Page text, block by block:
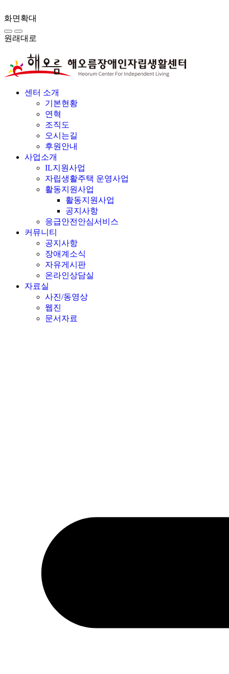
화면확대
원래대로
센터 소개
기본현황
연혁
조직도
오시는길
후원안내
사업소개
IL지원사업
자립생활주택 운영사업
활동지원사업
활동지원사업
공지사항
응급안전안심서비스
커뮤니티
공지사항
장애계소식
자유게시판
온라인상담실
자료실
사진/동영상
웹진
문서자료